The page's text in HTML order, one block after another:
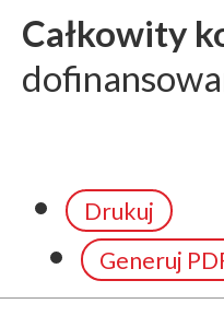
Całkowity
Drukuj
Generuj